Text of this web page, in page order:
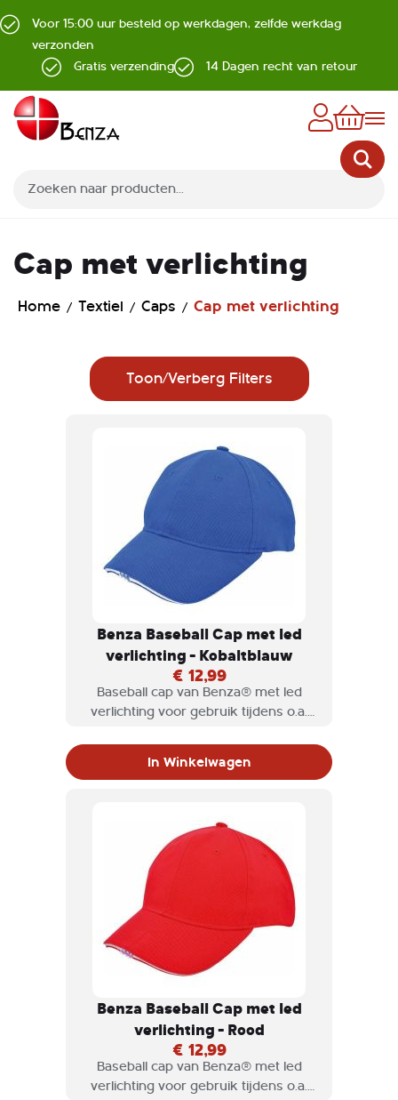
Voor 15:00 uur besteld op werkdagen, zelfde werkdag
verzonden
Gratis verzending
14 Dagen recht van retour
Cap met verlichting
Home Textiel Caps Cap met verlichting
Toon/Verberg Filters
Benza Baseball Cap met led
verlichting - Kobaltblauw
€ 12,99
Baseball cap van Benza® met led
verlichting voor gebruik tijdens o.a.
In Winkelwagen
Benza Baseball Cap met led
verlichting - Rood
€ 12,99
Baseball cap van Benza® met led
verlichting voor gebruik tijdens o.a.